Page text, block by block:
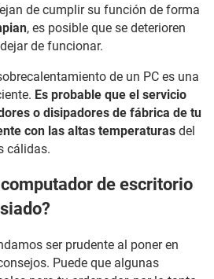
de cumplir su función de forma
, es posible que se deterioren
de funcionar.
de un PC es una
Es probable que el servicio
o disipadores de fábrica de tu
con las altas temperaturas del
cálidas.
de escritorio
ser prudente al poner en
Puede que algunas